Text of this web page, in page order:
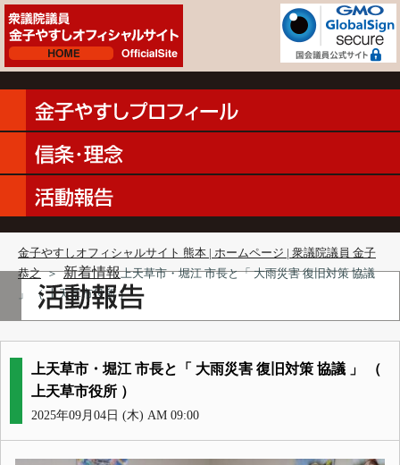
金子やすしオフィシャルサイト 熊本 | ホームページ | 衆議院議員 金子
恭之 ＞ 新着情報上天草市・堀江 市長と「 大雨災害 復旧対策 協議
」 （ 上天草市役所 ）
上天草市・堀江 市長と「 大雨災害 復旧対策 協議 」 （
上天草市役所 ）
2025年09月04日 (木) AM 09:00